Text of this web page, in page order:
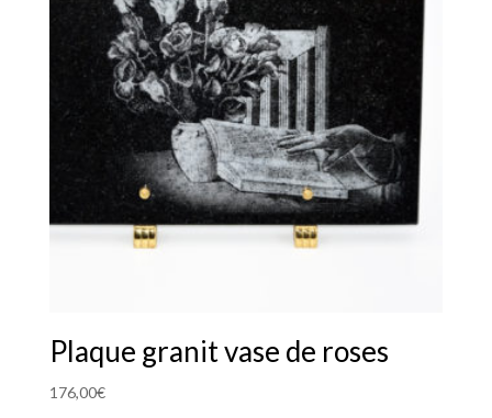
Plaque granit vase de roses
176,00€